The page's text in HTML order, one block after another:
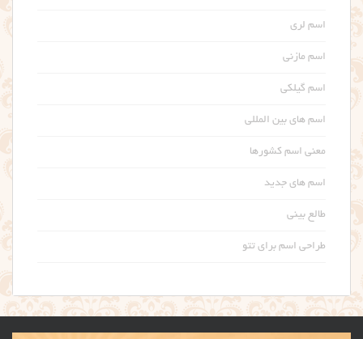
اسم لری
اسم مازنی
اسم گیلکی
اسم های بین المللی
معنی اسم کشورها
اسم های جدید
طالع بینی
طراحی اسم برای تتو